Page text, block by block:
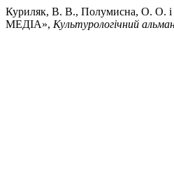
Куриляк, В. В., Полумисна, О.
МЕДІА», Культурологічний